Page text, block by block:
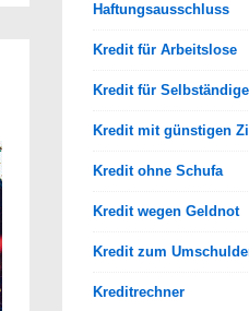
Haftungsausschluss
Kredit für Arbeitslose
Kredit für Selbständige
Kredit mit günstigen
Kredit ohne Schufa
Kredit wegen Geldnot
Kredit zum
Kreditrechner